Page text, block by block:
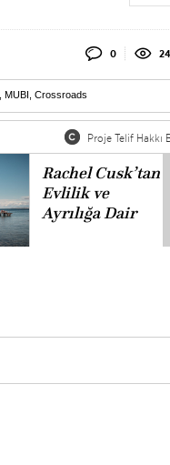
0
MUBI Crossroads
Proje Telif Hakkı
Rachel Cusk’tan
Evlilik ve
Ayrılığa Dair